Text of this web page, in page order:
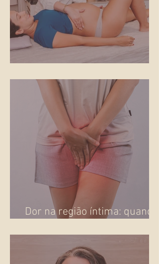
Gestar no fim do ano
Dor na região íntima: quando
o corpo pede atenção